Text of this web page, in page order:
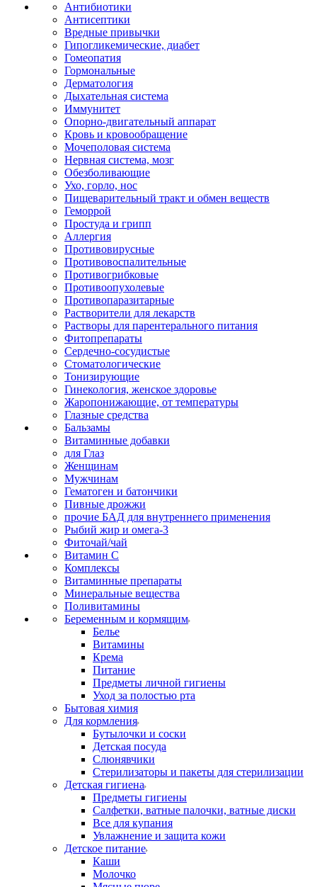
Антибиотики
Антисептики
Вредные привычки
Гипогликемические, диабет
Гомеопатия
Гормональные
Дерматология
Дыхательная система
Иммунитет
Опорно-двигательный аппарат
Кровь и кровообращение
Мочеполовая система
Нервная система, мозг
Обезболивающие
Ухо, горло, нос
Пищеварительный тракт и обмен веществ
Геморрой
Простуда и грипп
Аллергия
Противовирусные
Противовоспалительные
Противогрибковые
Противоопухолевые
Противопаразитарные
Растворители для лекарств
Растворы для парентерального питания
Фитопрепараты
Сердечно-сосудистые
Стоматологические
Тонизирующие
Гинекология, женское здоровье
Жаропонижающие, от температуры
Глазные средства
Бальзамы
Витаминные добавки
для Глаз
Женщинам
Мужчинам
Гематоген и батончики
Пивные дрожжи
прочие БАД для внутреннего применения
Рыбий жир и омега-3
Фиточай/чай
Витамин С
Комплексы
Витаминные препараты
Минеральные вещества
Поливитамины
Беременным и кормящим
Белье
Витамины
Крема
Питание
Предметы личной гигиены
Уход за полостью рта
Бытовая химия
Для кормления
Бутылочки и соски
Детская посуда
Слюнявчики
Стерилизаторы и пакеты для стерилизации
Детская гигиена
Предметы гигиены
Салфетки, ватные палочки, ватные диски
Все для купания
Увлажнение и защита кожи
Детское питание
Каши
Молочко